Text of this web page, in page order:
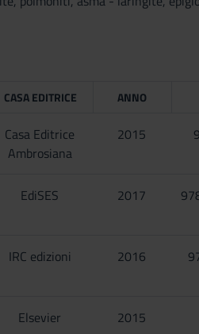
CASA EDITRICE ANNO
Casa Editrice
Ambrosiana
2015
EdiSES 2017
IRC edizioni 2016
Elsevier 2015